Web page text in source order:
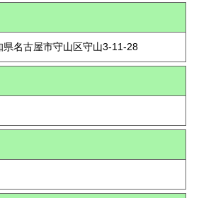
県名古屋市守山区守山3-11-28